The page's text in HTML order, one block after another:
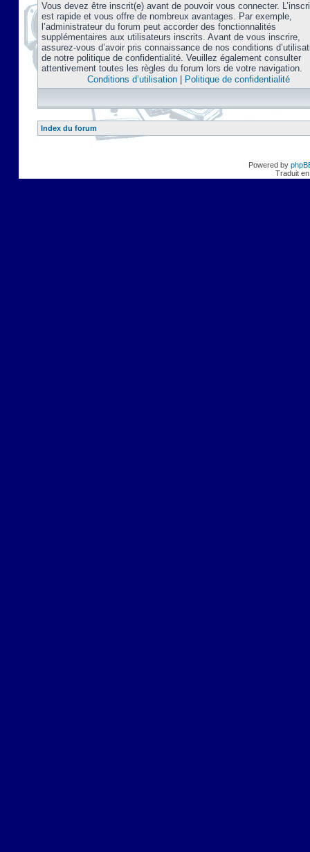
Vous devez être inscrit(e) avant de pouvoir vous connecter.
est rapide et vous offre de nombreux avantages. Par exemple,
l’administrateur du forum peut accorder des fonctionnalités
supplémentaires aux utilisateurs inscrits. Avant de vous inscrire,
assurez-vous d’avoir pris connaissance de nos conditions
de notre politique de confidentialité. Veuillez également consulter
attentivement toutes les règles du forum lors de votre navigation.
Conditions d’utilisation| Politique de confidentialité
Index du forum
Powered by
Traduit